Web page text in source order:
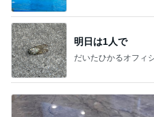
明日は1人で
だいたひかるオフィ